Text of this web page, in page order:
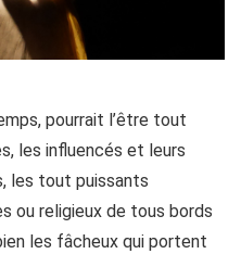
pourrait l’être tout
les influencés et leurs
les tout puissants
ou religieux de tous bords
les fâcheux qui portent